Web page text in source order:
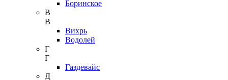
Боринское
В
В
Вихрь
Водолей
Г
Г
Газдевайс
Д